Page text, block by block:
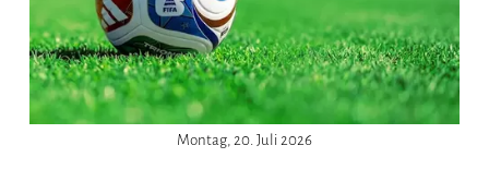
Montag, 20. Juli 2026